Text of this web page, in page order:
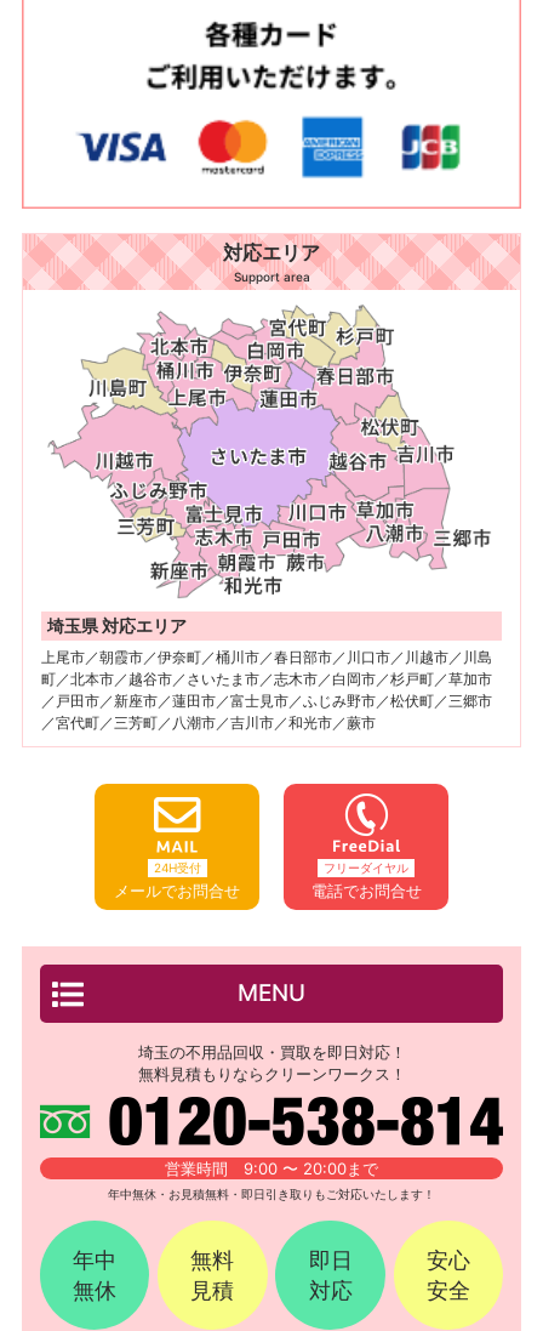
対応エリア
Support area
埼玉県 対応エリア
上尾市／朝霞市／伊奈町／桶川市／春日部市／川口市／川越市／川島
町／北本市／越谷市／さいたま市／志木市／白岡市／杉戸町／草加市
／戸田市／新座市／蓮田市／富士見市／ふじみ野市／松伏町／三郷市
／宮代町／三芳町／八潮市／吉川市／和光市／蕨市
24H受付
メールでお問合せ
フリーダイヤル
電話でお問合せ
MENU
埼玉の不用品回収・買取を即日対応！
無料見積もりならクリーンワークス！
営業時間 9:00 〜 20:00まで
年中無休・お見積無料・即日引き取りもご対応いたします！
年中
無休
無料
見積
即日
対応
安心
安全